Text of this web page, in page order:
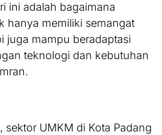
ini adalah bagaimana
hanya memiliki semangat
juga mampu beradaptasi
teknologi dan kebutuhan
sektor UMKM di Kota Padang